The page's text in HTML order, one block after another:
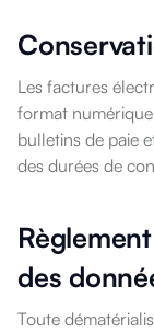
Les factures
format
bulletins de paie
des durées de
des
Toute